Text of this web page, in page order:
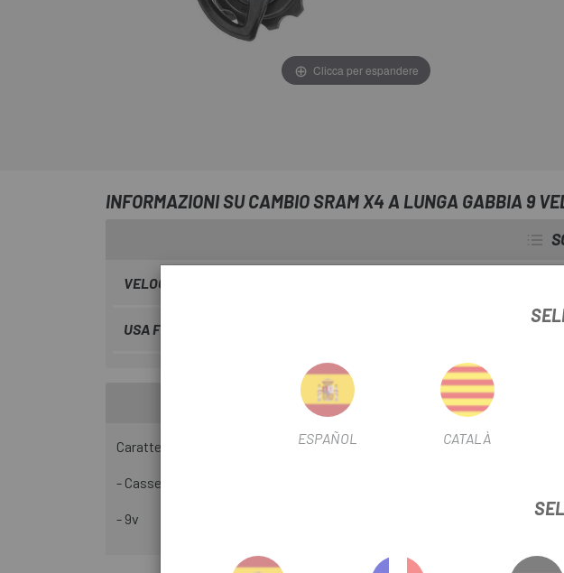
Clicca per espandere
INFORMAZIONI SU CAMBIO SRAM X4 A LUNGA GABBIA 9
VELOCITÀ
USA FILTRO
Caratteristiche:
- Cassetta lunga
- 9v
ESPAÑOL CATALÀ